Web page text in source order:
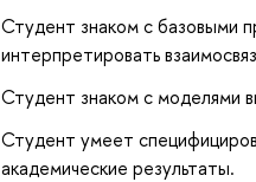
Студент знаком с базовыми
интерпретировать
Студент знаком с моделями
Студент умеет
академические результаты.